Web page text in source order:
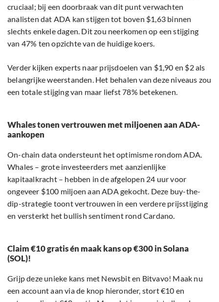
cruciaal; bij een doorbraak van dit punt verwachten
analisten dat ADA kan stijgen tot boven $1,63 binnen
slechts enkele dagen. Dit zou neerkomen op een stijging
van 47% ten opzichte van de huidige koers.
Verder kijken experts naar prijsdoelen van $1,90 en $2 als
belangrijke weerstanden. Het behalen van deze niveaus zou
een totale stijging van maar liefst 78% betekenen.
Whales tonen vertrouwen met miljoenen aan ADA-
aankopen
On-chain data ondersteunt het optimisme rondom ADA.
Whales – grote investeerders met aanzienlijke
kapitaalkracht – hebben in de afgelopen 24 uur voor
ongeveer $100 miljoen aan ADA gekocht. Deze buy-the-
dip-strategie toont vertrouwen in een verdere prijsstijging
en versterkt het bullish sentiment rond Cardano.
Claim €10 gratis én maak kans op €300 in Solana
(SOL)!
Grijp deze unieke kans met Newsbit en Bitvavo! Maak nu
een account aan via de knop hieronder, stort €10 en